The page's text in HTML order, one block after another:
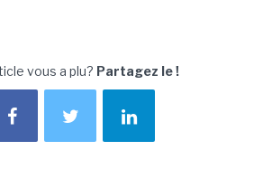
vous a plu? Partagez le !